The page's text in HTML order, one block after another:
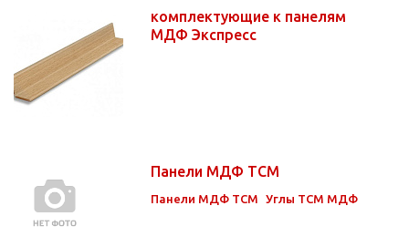
комплектующие к панелям
МДФ Экспресс
Панели МДФ ТСМ
Панели МДФ ТСМ Углы ТСМ МДФ